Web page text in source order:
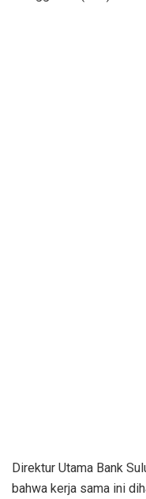
Direktur Utama Bank
bahwa kerja sama ini